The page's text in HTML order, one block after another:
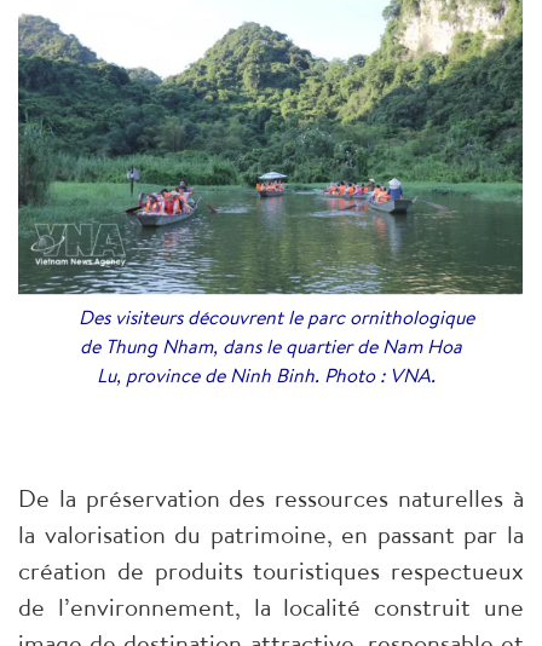
Des visiteurs découvrent le parc ornithologique
de Thung Nham, dans le quartier de Nam Hoa
Lu, province de Ninh Binh. Photo : VNA.
De la préservation des ressources naturelles à
la valorisation du patrimoine, en passant par la
création de produits touristiques respectueux
de l’environnement, la localité construit une